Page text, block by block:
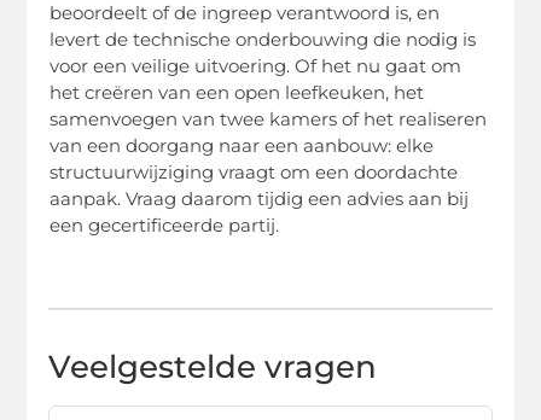
beoordeelt of de ingreep verantwoord is, en
levert de technische onderbouwing die nodig is
voor een veilige uitvoering. Of het nu gaat om
het creëren van een open leefkeuken, het
samenvoegen van twee kamers of het realiseren
van een doorgang naar een aanbouw: elke
structuurwijziging vraagt om een doordachte
aanpak. Vraag daarom tijdig een advies aan bij
een gecertificeerde partij.
Veelgestelde vragen